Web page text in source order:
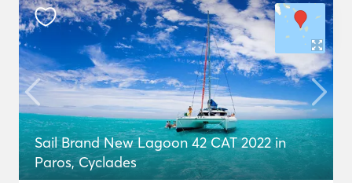
Sail Brand New Lagoon 42 CAT 2022 in
Paros, Cyclades